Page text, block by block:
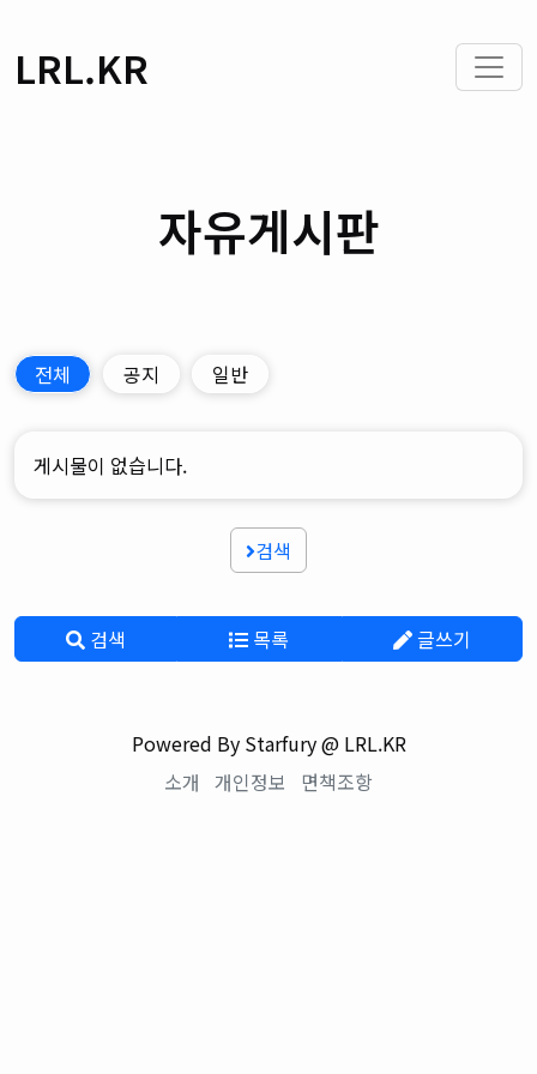
LRL.KR
자유게시판
전체 공지 일반
게시물이 없습니다.
검색
검색 목록 글쓰기
Powered By Starfury @ LRL.KR
소개 개인정보 면책조항